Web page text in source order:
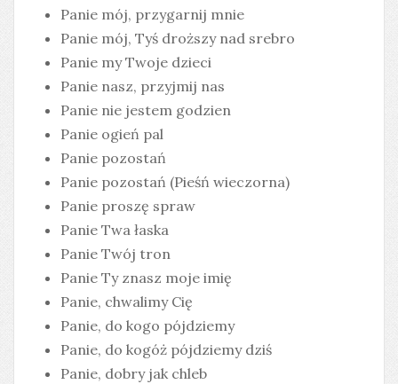
Panie mój, przygarnij mnie
Panie mój, Tyś droższy nad srebro
Panie my Twoje dzieci
Panie nasz, przyjmij nas
Panie nie jestem godzien
Panie ogień pal
Panie pozostań
Panie pozostań (Pieśń wieczorna)
Panie proszę spraw
Panie Twa łaska
Panie Twój tron
Panie Ty znasz moje imię
Panie, chwalimy Cię
Panie, do kogo pójdziemy
Panie, do kogóż pójdziemy dziś
Panie, dobry jak chleb